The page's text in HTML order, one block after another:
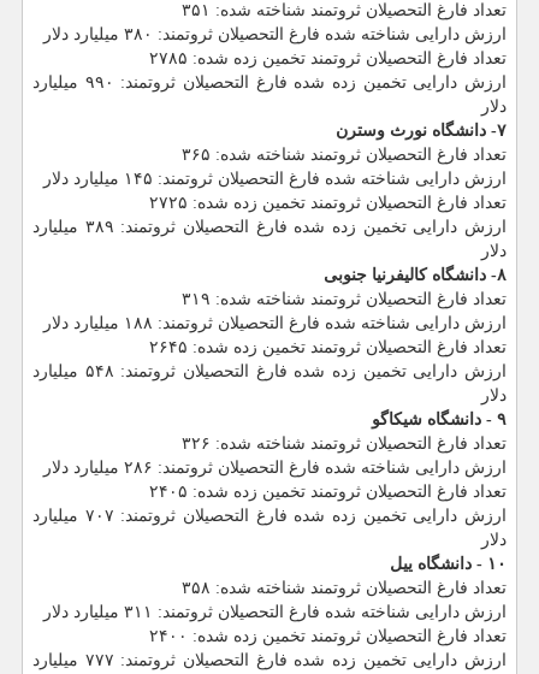
تعداد فارغ التحصیلان ثروتمند شناخته شده: ۳۵۱
ارزش دارایی شناخته شده فارغ التحصیلان ثروتمند: ۳۸۰ میلیارد دلار
تعداد فارغ التحصیلان ثروتمند تخمین زده شده: ۲۷۸۵
ارزش دارایی تخمین زده شده فارغ التحصیلان ثروتمند: ۹۹۰ میلیارد
دلار
۷- دانشگاه نورث وسترن
تعداد فارغ التحصیلان ثروتمند شناخته شده: ۳۶۵
ارزش دارایی شناخته شده فارغ التحصیلان ثروتمند: ۱۴۵ میلیارد دلار
تعداد فارغ التحصیلان ثروتمند تخمین زده شده: ۲۷۲۵
ارزش دارایی تخمین زده شده فارغ التحصیلان ثروتمند: ۳۸۹ میلیارد
دلار
۸- دانشگاه كالیفرنیا جنوبی
تعداد فارغ التحصیلان ثروتمند شناخته شده: ۳۱۹
ارزش دارایی شناخته شده فارغ التحصیلان ثروتمند: ۱۸۸ میلیارد دلار
تعداد فارغ التحصیلان ثروتمند تخمین زده شده: ۲۶۴۵
ارزش دارایی تخمین زده شده فارغ التحصیلان ثروتمند: ۵۴۸ میلیارد
دلار
۹ - دانشگاه شیكاگو
تعداد فارغ التحصیلان ثروتمند شناخته شده: ۳۲۶
ارزش دارایی شناخته شده فارغ التحصیلان ثروتمند: ۲۸۶ میلیارد دلار
تعداد فارغ التحصیلان ثروتمند تخمین زده شده: ۲۴۰۵
ارزش دارایی تخمین زده شده فارغ التحصیلان ثروتمند: ۷۰۷ میلیارد
دلار
۱۰ - دانشگاه ییل
تعداد فارغ التحصیلان ثروتمند شناخته شده: ۳۵۸
ارزش دارایی شناخته شده فارغ التحصیلان ثروتمند: ۳۱۱ میلیارد دلار
تعداد فارغ التحصیلان ثروتمند تخمین زده شده: ۲۴۰۰
ارزش دارایی تخمین زده شده فارغ التحصیلان ثروتمند: ۷۷۷ میلیارد